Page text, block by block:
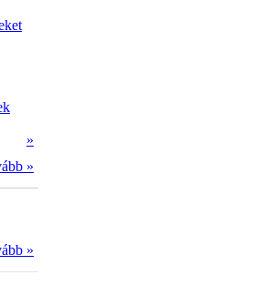
»
»
»